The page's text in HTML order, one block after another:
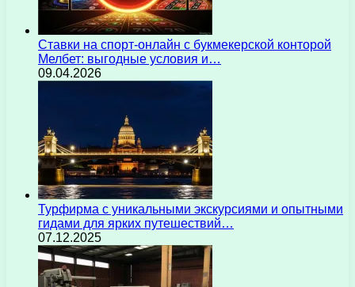
Ставки на спорт-онлайн с букмекерской конторой
Мелбет: выгодные условия и…
09.04.2026
Турфирма с уникальными экскурсиями и опытными
гидами для ярких путешествий…
07.12.2025